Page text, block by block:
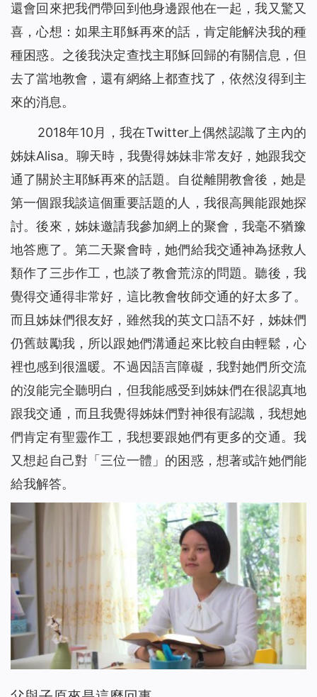
還會回來把我們帶回到他身邊跟他在一起，我又驚又
喜，心想：如果主耶穌再來的話，肯定能解決我的種
種困惑。之後我決定查找主耶穌回歸的有關信息，但
去了當地教會，還有網絡上都查找了，依然沒得到主
來的消息。
2018年10月，我在Twitter上偶然認識了主內的
姊妹Alisa。聊天時，我覺得姊妹非常友好，她跟我交
通了關於主耶穌再來的話題。自從離開教會後，她是
第一個跟我談這個重要話題的人，我很高興能跟她探
討。後來，姊妹邀請我參加網上的聚會，我毫不猶豫
地答應了。第二天聚會時，她們給我交通神為拯救人
類作了三步作工，也談了教會荒涼的問題。聽後，我
覺得交通得非常好，這比教會牧師交通的好太多了。
而且姊妹們很友好，雖然我的英文口語不好，姊妹們
仍舊鼓勵我，所以跟她們溝通起來比較自由輕鬆，心
裡也感到很溫暖。不過因語言障礙，我對她們所交流
的沒能完全聽明白，但我能感受到姊妹們在很認真地
跟我交通，而且我覺得姊妹們對神很有認識，我想她
們肯定有聖靈作工，我想要跟她們有更多的交通。我
又想起自己對「三位一體」的困惑，想著或許她們能
給我解答。